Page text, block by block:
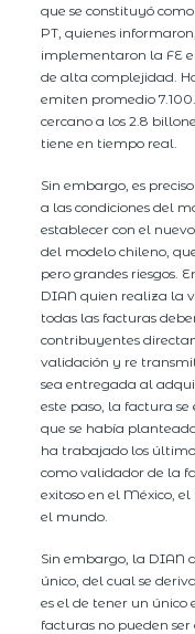
que se constituyó
PT, quienes
implementaron la FE
de alta complejidad.
emiten promedio
cercano a los 2.8
tiene en tiempo real.
Sin embargo, es
a las condiciones del
establecer con el
del modelo chileno,
pero grandes riesgos.
DIAN quien realiza la
todas las facturas
contribuyentes
validación y re
sea entregada al
este paso, la factura
que se había
ha trabajado los
como validador de la
exitoso en el México,
el mundo.
Sin embargo, la DIAN
único, del cual se
es el de tener un
facturas no pueden